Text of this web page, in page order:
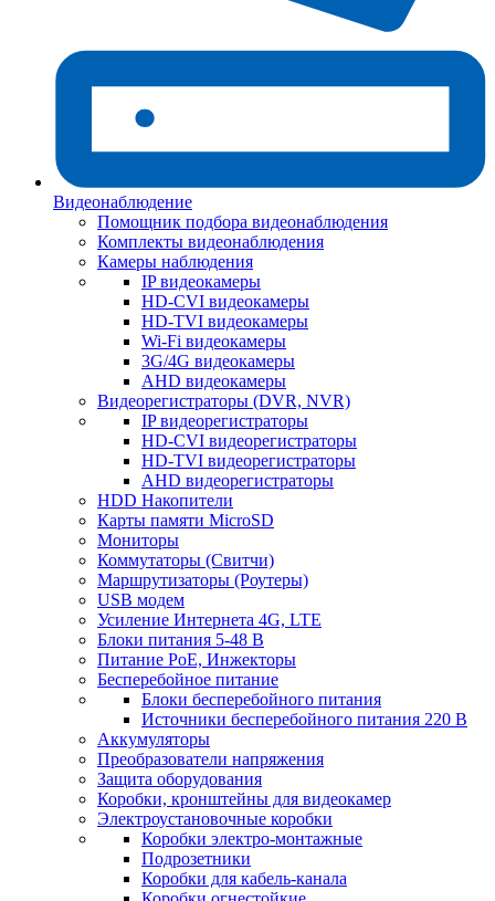
Видеонаблюдение
Помощник подбора видеонаблюдения
Комплекты видеонаблюдения
Камеры наблюдения
IP видеокамеры
HD-CVI видеокамеры
HD-TVI видеокамеры
Wi-Fi видеокамеры
3G/4G видеокамеры
AHD видеокамеры
Видеорегистраторы (DVR, NVR)
IP видеорегистраторы
HD-CVI видеорегистраторы
HD-TVI видеорегистраторы
AHD видеорегистраторы
HDD Накопители
Карты памяти MicroSD
Мониторы
Коммутаторы (Свитчи)
Маршрутизаторы (Роутеры)
USB модем
Усиление Интернета 4G, LTE
Блоки питания 5-48 В
Питание PoE, Инжекторы
Бесперебойное питание
Блоки бесперебойного питания
Источники бесперебойного питания 220 В
Аккумуляторы
Преобразователи напряжения
Защита оборудования
Коробки, кронштейны для видеокамер
Электроустановочные коробки
Коробки электро-монтажные
Подрозетники
Коробки для кабель-канала